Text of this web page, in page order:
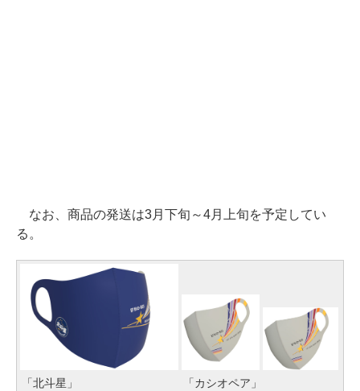
なお、商品の発送は3月下旬～4月上旬を予定してい
る。
「北斗星」 「カシオペア」